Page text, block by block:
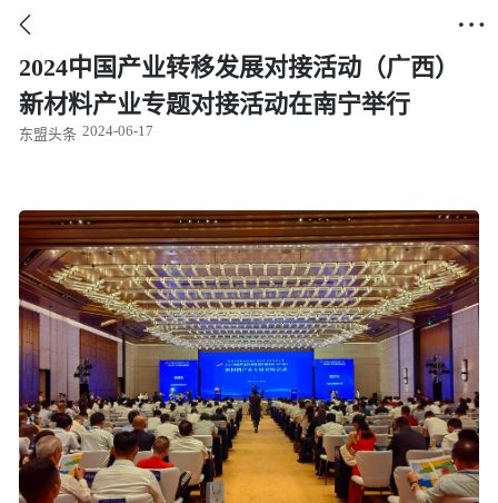
 
2024中国产业转移发展对接活动（广西）
新材料产业专题对接活动在南宁举行
东盟头条 2024-06-17